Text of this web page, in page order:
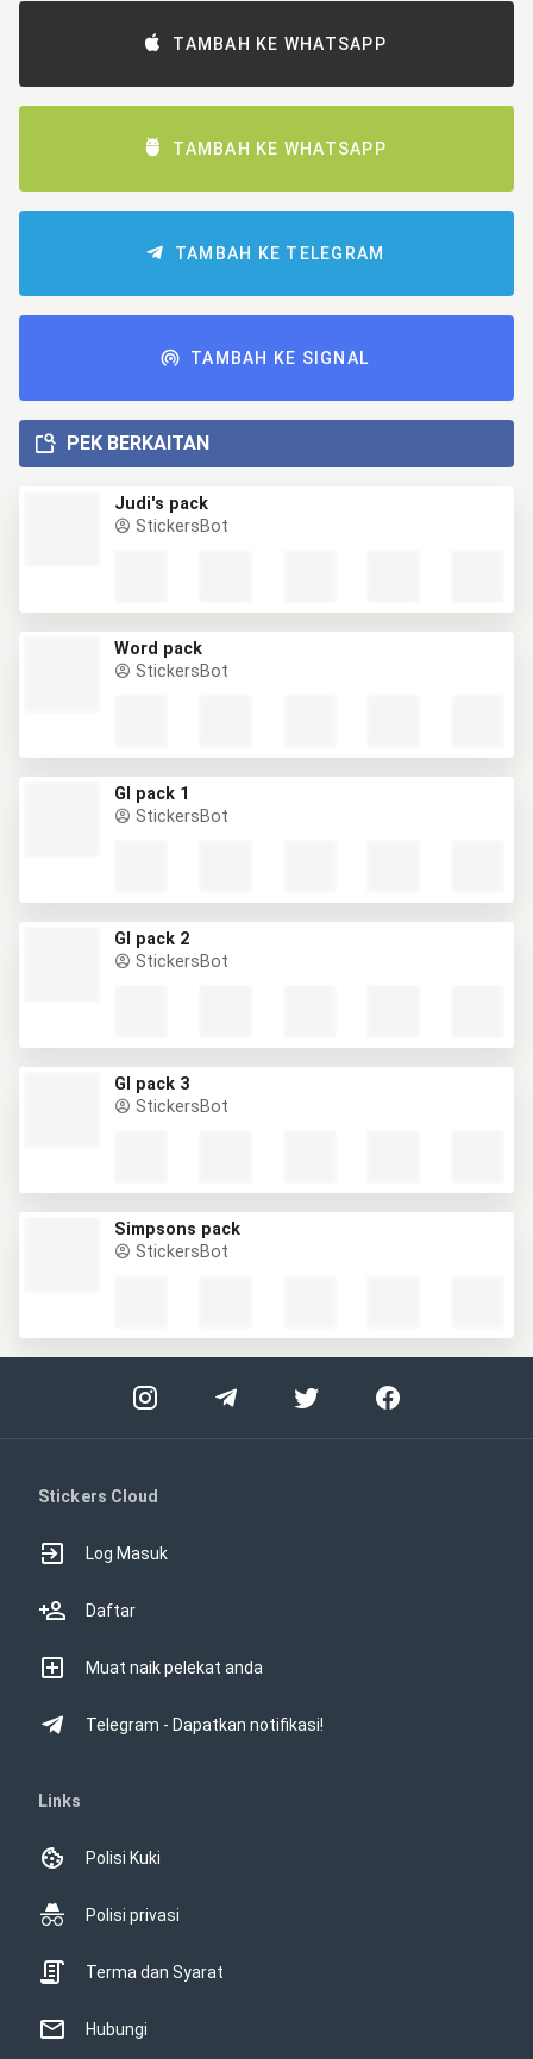
TAMBAH KE WHATSAPP
TAMBAH KE WHATSAPP
TAMBAH KE TELEGRAM
TAMBAH KE SIGNAL
PEK BERKAITAN
Judi's pack
StickersBot
Word pack
StickersBot
GI pack 1
StickersBot
GI pack 2
StickersBot
GI pack 3
StickersBot
Simpsons pack
StickersBot
Stickers Cloud
Log Masuk
Daftar
Muat naik pelekat anda
Telegram - Dapatkan notifikasi!
Links
Polisi Kuki
Polisi privasi
Terma dan Syarat
Hubungi